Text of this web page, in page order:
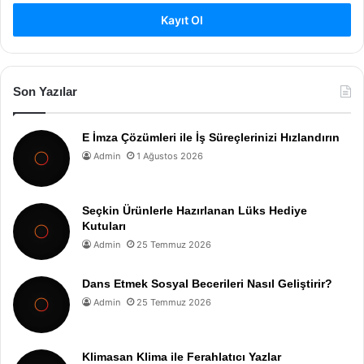
Kayıt Ol
Son Yazılar
E İmza Çözümleri ile İş Süreçlerinizi Hızlandırın
Admin 1 Ağustos 2026
Seçkin Ürünlerle Hazırlanan Lüks Hediye
Kutuları
Admin 25 Temmuz 2026
Dans Etmek Sosyal Becerileri Nasıl Geliştirir?
Admin 25 Temmuz 2026
Klimasan Klima ile Ferahlatıcı Yazlar